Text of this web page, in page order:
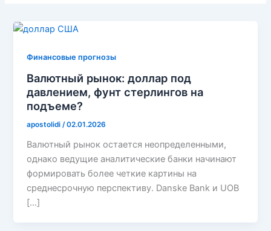
Финансовые прогнозы
Валютный рынок: доллар под
давлением, фунт стерлингов на
подъеме?
apostolidi /02.01.2026
Валютный рынок остается неопределенными,
однако ведущие аналитические банки начинают
формировать более четкие картины на
среднесрочную перспективу. Danske Bank и UOB
[…]